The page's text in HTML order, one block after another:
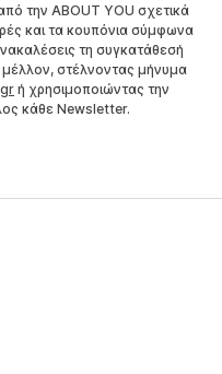
την ABOUT YOU σχετικά
και τα κουπόνια σύμφωνα
τη συγκατάθεσή
στέλνοντας μήνυμα
ή χρησιμοποιώντας την
κάθε Newsletter.